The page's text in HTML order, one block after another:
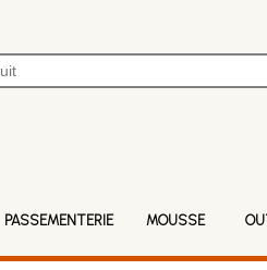
PASSEMENTERIE MOUSSE